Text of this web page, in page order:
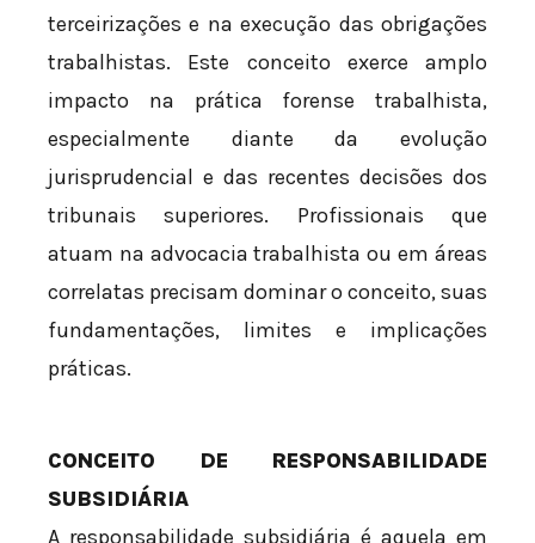
terceirizações e na execução das obrigações
trabalhistas. Este conceito exerce amplo
impacto na prática forense trabalhista,
especialmente diante da evolução
jurisprudencial e das recentes decisões dos
tribunais superiores. Profissionais que
atuam na advocacia trabalhista ou em áreas
correlatas precisam dominar o conceito, suas
fundamentações, limites e implicações
práticas.
CONCEITO DE RESPONSABILIDADE
SUBSIDIÁRIA
A responsabilidade subsidiária é aquela em